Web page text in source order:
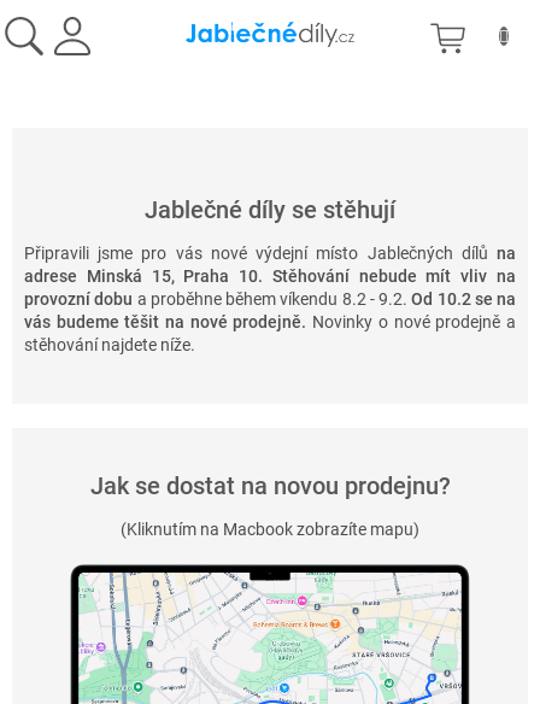
na
obsah
Jablečné díly se stěhují
Připravili jsme pro vás nové výdejní místo Jablečných dílů na
adrese Minská 15, Praha 10. Stěhování nebude mít vliv na
provozní dobu a proběhne během víkendu 8.2 - 9.2.Od 10.2 se na
vás budeme těšit na nové prodejně. Novinky o nové prodejně a
stěhování najdete níže.
Jak se dostat na novou prodejnu?
(Kliknutím na Macbook zobrazíte mapu)